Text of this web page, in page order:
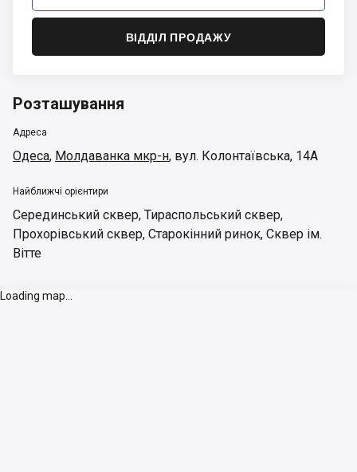
ВІДДІЛ ПРОДАЖУ
Розташування
Адреса
Одеса, Молдаванка мкр-н, вул. Колонтаївська, 14А
Найближчі орієнтири
Серединський сквер, Тираспольський сквер,
Прохорівський сквер, Старокінний ринок, Сквер ім.
Вітте
Loading map...